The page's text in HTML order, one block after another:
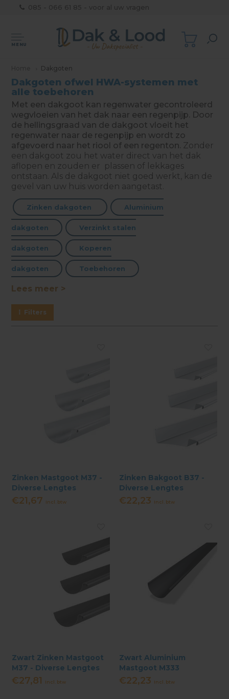
MENU
Dakgoten
Dakgoten ofwel HWA-systemen met
alle toebehoren
Met een dakgoot kan regenwater gecontroleerd
wegvloeien van het dak naar een regenpijp. Door
de hellingsgraad van de dakgoot vloeit het
regenwater naar de regenpijp en wordt zo
afgevoerd naar het riool of een regenton. Zonder
een dakgoot zou het water direct van het dak
aflopen en zouden er plassen of lekkages
ontstaan. Als de dakgoot niet goed werkt, kan de
gevel van uw huis worden aangetast.
Zinken dakgoten Aluminium
dakgoten Verzinkt stalen
dakgoten Koperen
dakgoten Toebehoren
Lees meer >
Filters
Zinken Mastgoot M37 -
Diverse Lengtes
€21,67 Incl. btw
Zinken Bakgoot B37 -
Diverse Lengtes
€22,23 Incl. btw
Zwart Zinken Mastgoot
M37 - Diverse Lengtes
€27,81 Incl. btw
Zwart Aluminium
Mastgoot M333
€22,23 Incl. btw